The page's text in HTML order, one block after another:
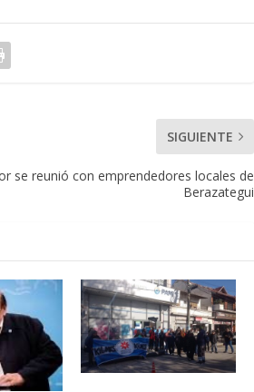
SIGUIENTE
se reunió con emprendedores locales de
Berazategui